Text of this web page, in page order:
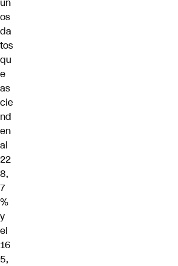
os
da
tos
qu
e
as
cie
nd
en
al
22
8,
7
%
y
el
16
5,